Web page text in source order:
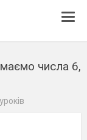
числа 6,